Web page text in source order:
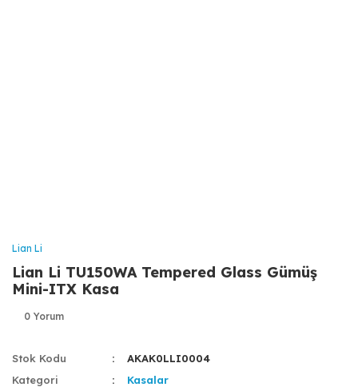
Lian Li
Lian Li TU150WA Tempered Glass Gümüş
Mini-ITX Kasa
0 Yorum
Stok Kodu
AKAK0LLI0004
Kategori
Kasalar